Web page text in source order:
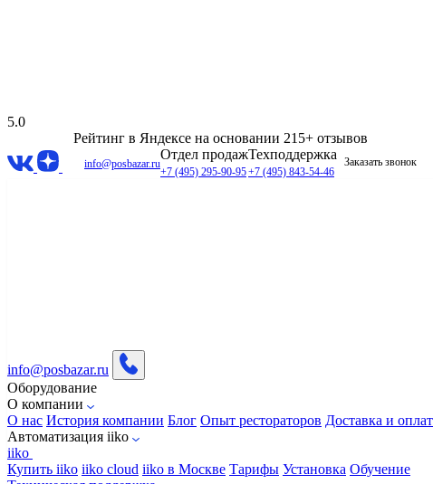
5.0
Рейтинг в Яндексе на основании 215+ отзывов
info@posbazar.ru
Отдел продаж
+7 (495) 295-90-95
Техподдержка
+7 (495) 843-54-46
Заказать звонок
info@posbazar.ru
Оборудование
О компании
О нас История компании Блог Опыт рестораторов Доставка и
Автоматизация iiko
iiko
Купить iiko iiko cloud iiko в Москве Тарифы Установка Обучение